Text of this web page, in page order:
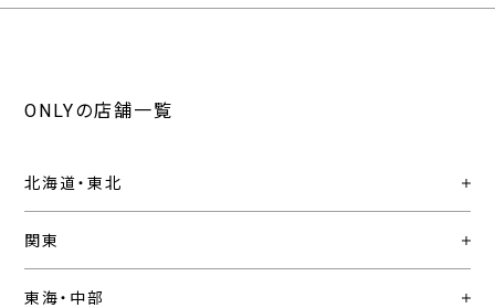
ONLYの店舗一覧
北海道・東北
関東
東海・中部